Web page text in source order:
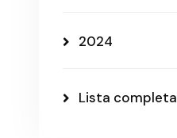
2024
Lista completa